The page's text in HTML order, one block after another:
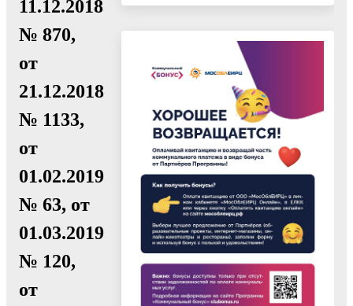
11.12.2018
№ 870,
от
21.12.2018
№ 1133,
от
01.02.2019
№ 63, от
01.03.2019
№ 120,
от